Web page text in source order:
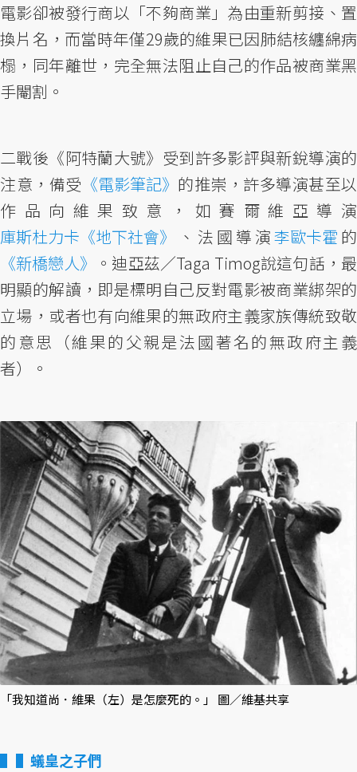
電影卻被發行商以「不夠商業」為由重新剪接、置
換片名，而當時年僅29歲的維果已因肺結核纏綿病
榻，同年離世，完全無法阻止自己的作品被商業黑
手閹割。
二戰後《阿特蘭大號》受到許多影評與新銳導演的
注意，備受 《電影筆記》 的推崇，許多導演甚至以
作品向維果致意，如賽爾維亞導演
庫斯杜力卡《地下社會》
、法國導演李歐卡霍 的
《新橋戀人》 。迪亞茲／Taga Timog說這句話，最
明顯的解讀，即是標明自己反對電影被商業綁架的
立場，或者也有向維果的無政府主義家族傳統致敬
的意思（維果的父親是法國著名的無政府主義
者）。
「我知道尚．維果（左）是怎麼死的。」 圖／維基共享
▌蟻皇之子們